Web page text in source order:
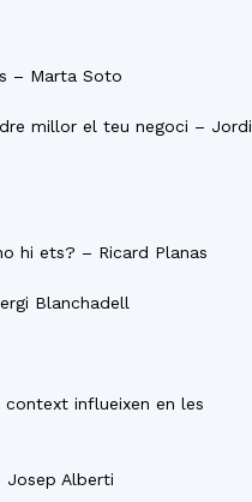
– Marta Soto
millor el teu negoci – Jordi
hi ets? – Ricard Planas
Blanchadell
context influeixen en les
Josep Alberti